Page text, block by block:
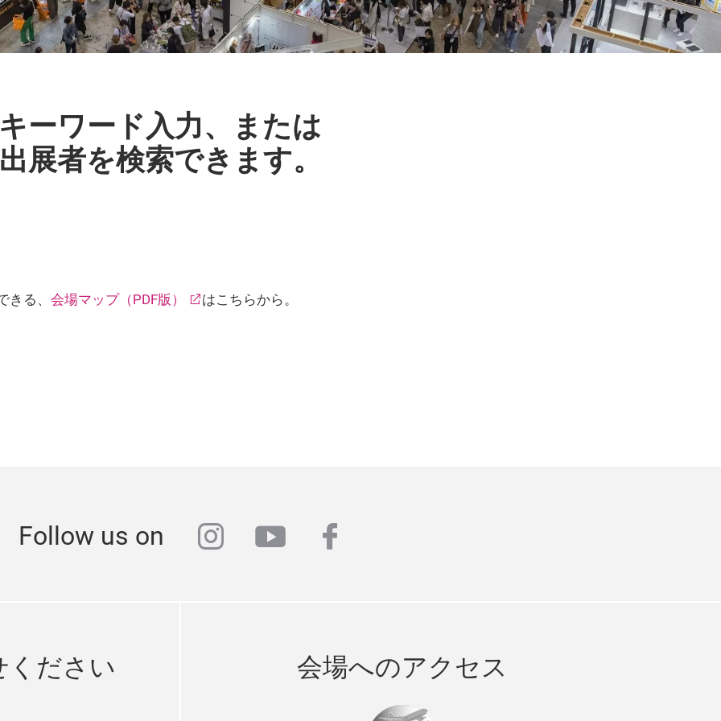
ーワード入力、または
展者を検索できます。
る、 会場マップ（PDF版） はこちらから。
Follow us on instagram
youtubefacebook
ください 会場へのアクセス